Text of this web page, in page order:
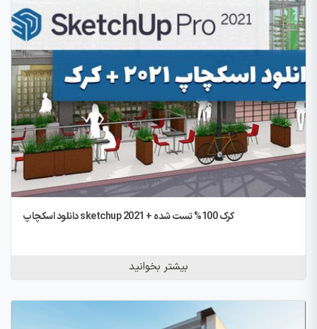
دانلود اسکچاپ sketchup 2021 + کرک 100% تست شده
بیشتر بخوانید